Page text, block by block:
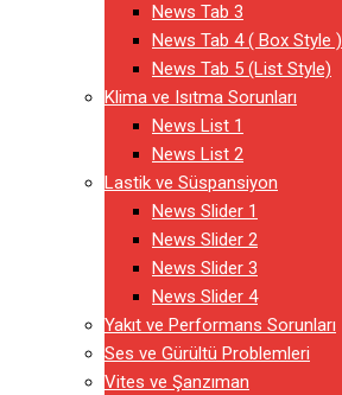
News Tab 3
News Tab 4 ( Box Style )
News Tab 5 (List Style)
Klima ve Isıtma Sorunları
News List 1
News List 2
Lastik ve Süspansiyon
News Slider 1
News Slider 2
News Slider 3
News Slider 4
Yakıt ve Performans Sorunları
Ses ve Gürültü Problemleri
Vites ve Şanzıman